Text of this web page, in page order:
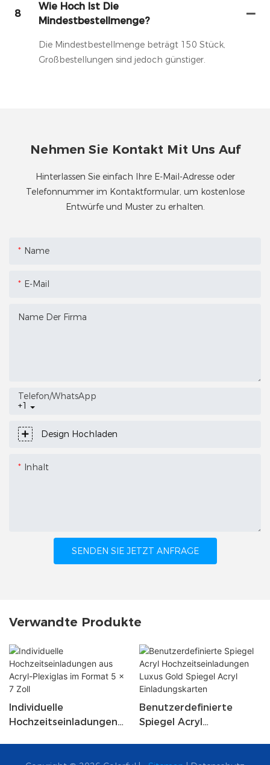
8
Wie Hoch Ist Die
Mindestbestellmenge?
Die Mindestbestellmenge beträgt 150 Stück,
Großbestellungen sind jedoch günstiger.
Nehmen Sie Kontakt Mit Uns Auf
Hinterlassen Sie einfach Ihre E-Mail-Adresse oder
Telefonnummer im Kontaktformular, um kostenlose
Entwürfe und Muster zu erhalten.
Name
E-Mail
Name Der Firma
+1
Telefon/WhatsApp
Design Hochladen
Inhalt
SENDEN SIE JETZT ANFRAGE
Verwandte Produkte
Individuelle
Hochzeitseinladungen
Benutzerdefinierte
Spiegel Acryl